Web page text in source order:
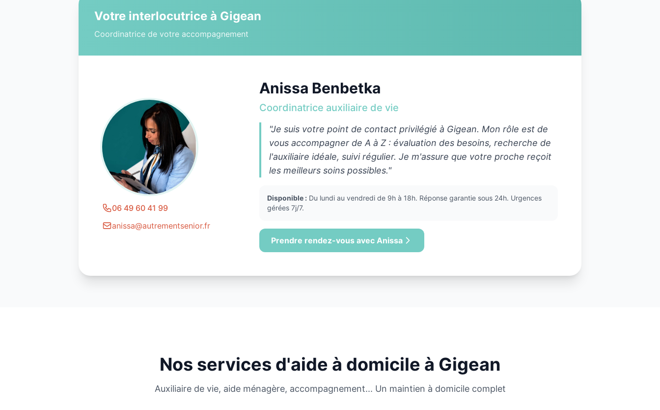
Votre interlocutrice à Gigean
Coordinatrice de votre accompagnement
06 49 60 41 99
anissa@autrementsenior.fr
Anissa Benbetka
Coordinatrice auxiliaire de vie
"Je suis votre point de contact privilégié à Gigean. Mon rôle est de
vous accompagner de A à Z : évaluation des besoins, recherche de
l'auxiliaire idéale, suivi régulier. Je m'assure que votre proche reçoit
les meilleurs soins possibles."
Disponible : Du lundi au vendredi de 9h à 18h. Réponse garantie sous 24h. Urgences
gérées 7j/7.
Prendre rendez-vous avec Anissa
Nos services d'aide à domicile à Gigean
Auxiliaire de vie, aide ménagère, accompagnement... Un maintien à domicile complet